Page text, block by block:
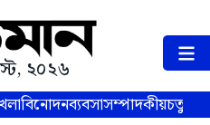
২০২৬
বিনোদনব্যবসাসম্পাদকীয়